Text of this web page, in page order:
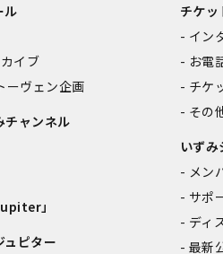
ル
イブ
ーヴェン企画
チャンネル
」
ュピター
チケッ
イン
お電
チケ
その
いず
メン
サポ
ディ
最新